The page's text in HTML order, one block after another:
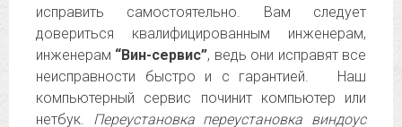
исправить самостоятельно. Вам следует
довериться квалифицированным инженерам,
инженерам “Вин-сервис”, ведь они исправят все
неисправности быстро и с гарантией. Наш
компьютерный сервис починит компьютер или
нетбук. Переустановка переустановка виндоус